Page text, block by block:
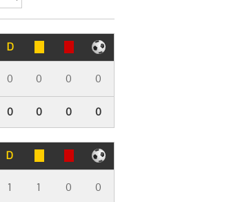
D
0 0 0 0
0 0 0 0
D
1 1 0 0